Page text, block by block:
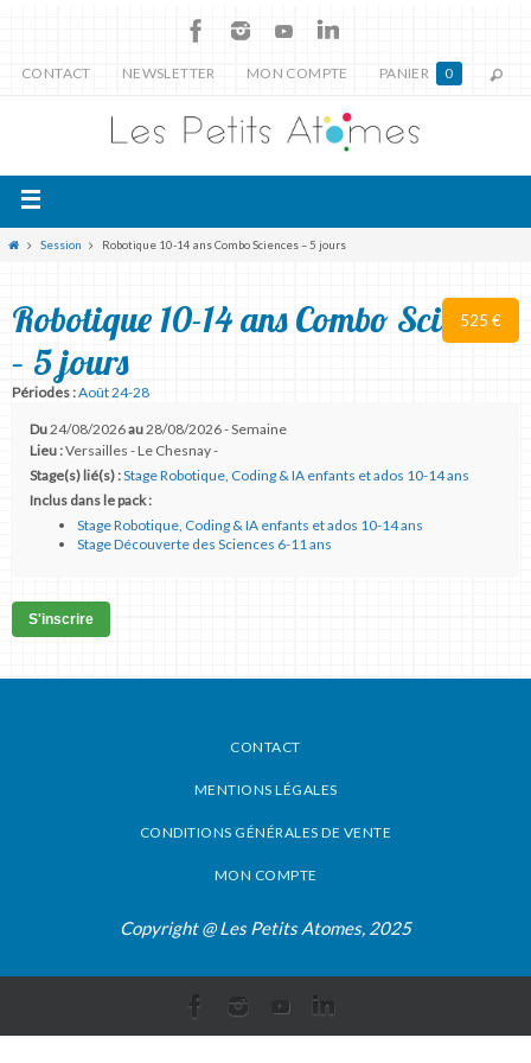
CONTACT NEWSLETTER MON COMPTE PANIER 0
Session Robotique 10-14 ans Combo Sciences – 5 jours
525 €
Robotique 10-14 ans Combo Sciences
– 5 jours
Périodes :Août 24-28
Du24/08/2026au28/08/2026 - Semaine
Lieu :Versailles - Le Chesnay -
Stage(s) lié(s) :Stage Robotique, Coding & IA enfants et ados 10-14 ans
Inclus dans le pack :
Stage Robotique, Coding & IA enfants et ados 10-14 ans
Stage Découverte des Sciences 6-11 ans
S'inscrire
CONTACT
MENTIONS LÉGALES
CONDITIONS GÉNÉRALES DE VENTE
MON COMPTE
Copyright @ Les Petits Atomes, 2025